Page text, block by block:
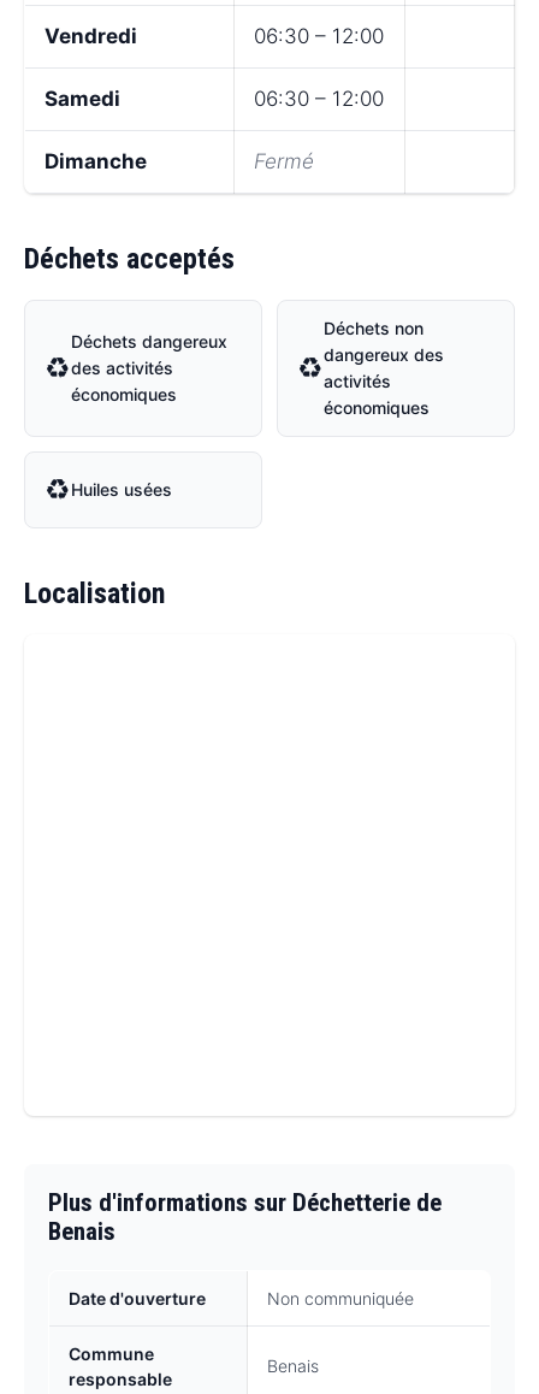
Vendredi 06:30 – 12:00
Samedi 06:30 – 12:00
Dimanche Fermé
Déchets acceptés
♻
Déchets dangereux
des activités
économiques
♻
Déchets non
dangereux des
activités
économiques
♻Huiles usées
Localisation
Plus d'informations sur Déchetterie de
Benais
Date d'ouverture Non communiquée
Commune
responsable
Benais